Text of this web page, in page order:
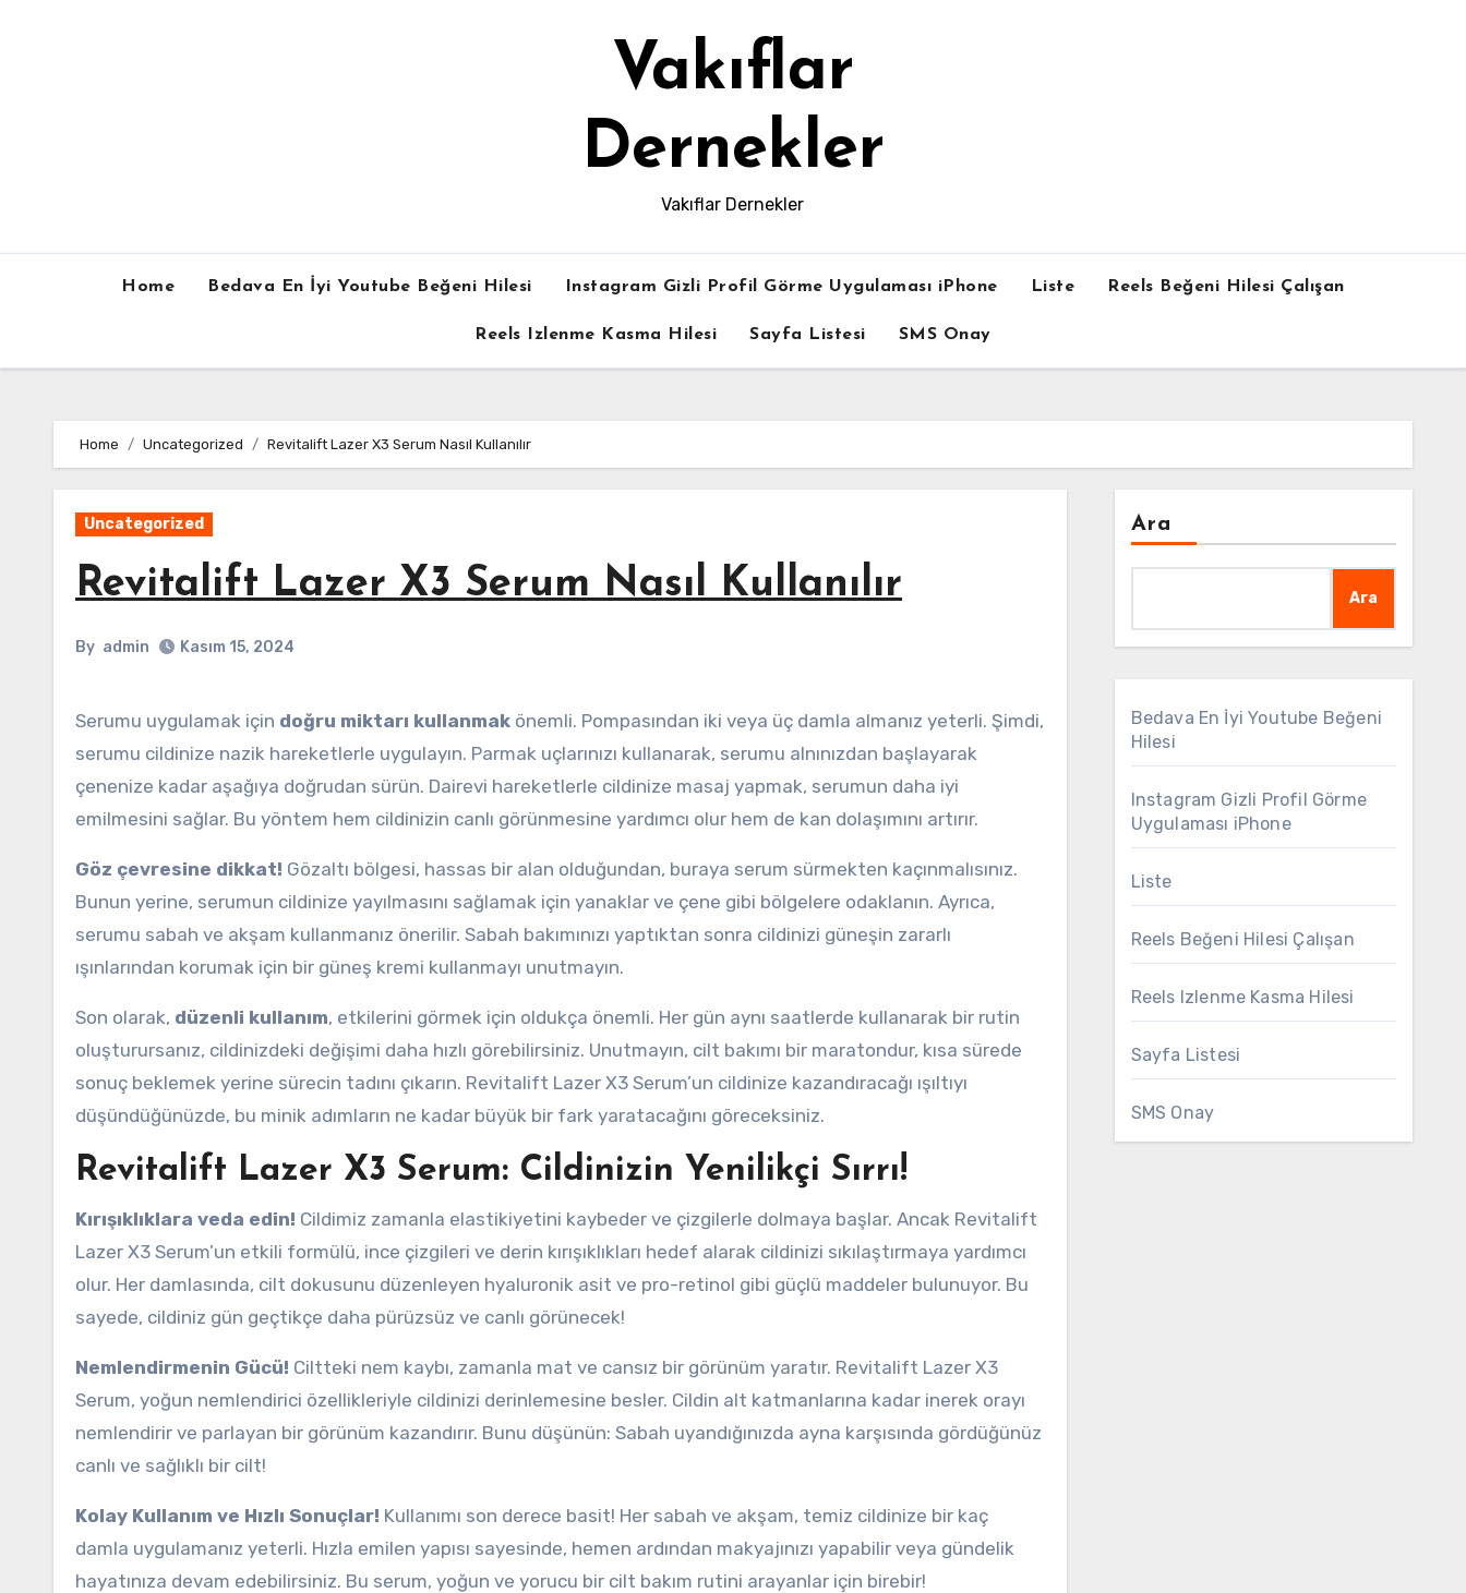
Vakıflar
Dernekler
Vakıflar Dernekler
Home Bedava En İyi Youtube Beğeni Hilesi Instagram Gizli Profil Görme Uygulaması iPhone Liste Reels Beğeni Hilesi Çalışan
Reels Izlenme Kasma Hilesi Sayfa Listesi SMS Onay
Home Uncategorized Revitalift Lazer X3 Serum Nasıl Kullanılır
Uncategorized
Revitalift Lazer X3 Serum Nasıl Kullanılır
By admin Kasım 15, 2024
Serumu uygulamak için doğru miktarı kullanmak önemli. Pompasından iki veya üç damla almanız yeterli. Şimdi,
serumu cildinize nazik hareketlerle uygulayın. Parmak uçlarınızı kullanarak, serumu alnınızdan başlayarak
çenenize kadar aşağıya doğrudan sürün. Dairevi hareketlerle cildinize masaj yapmak, serumun daha iyi
emilmesini sağlar. Bu yöntem hem cildinizin canlı görünmesine yardımcı olur hem de kan dolaşımını artırır.
Göz çevresine dikkat! Gözaltı bölgesi, hassas bir alan olduğundan, buraya serum sürmekten kaçınmalısınız.
Bunun yerine, serumun cildinize yayılmasını sağlamak için yanaklar ve çene gibi bölgelere odaklanın. Ayrıca,
serumu sabah ve akşam kullanmanız önerilir. Sabah bakımınızı yaptıktan sonra cildinizi güneşin zararlı
ışınlarından korumak için bir güneş kremi kullanmayı unutmayın.
Son olarak, düzenli kullanım, etkilerini görmek için oldukça önemli. Her gün aynı saatlerde kullanarak bir rutin
oluşturursanız, cildinizdeki değişimi daha hızlı görebilirsiniz. Unutmayın, cilt bakımı bir maratondur, kısa sürede
sonuç beklemek yerine sürecin tadını çıkarın. Revitalift Lazer X3 Serum’un cildinize kazandıracağı ışıltıyı
düşündüğünüzde, bu minik adımların ne kadar büyük bir fark yaratacağını göreceksiniz.
Revitalift Lazer X3 Serum: Cildinizin Yenilikçi Sırrı!
Kırışıklıklara veda edin! Cildimiz zamanla elastikiyetini kaybeder ve çizgilerle dolmaya başlar. Ancak Revitalift
Lazer X3 Serum’un etkili formülü, ince çizgileri ve derin kırışıklıkları hedef alarak cildinizi sıkılaştırmaya yardımcı
olur. Her damlasında, cilt dokusunu düzenleyen hyaluronik asit ve pro-retinol gibi güçlü maddeler bulunuyor. Bu
sayede, cildiniz gün geçtikçe daha pürüzsüz ve canlı görünecek!
Nemlendirmenin Gücü! Ciltteki nem kaybı, zamanla mat ve cansız bir görünüm yaratır. Revitalift Lazer X3
Serum, yoğun nemlendirici özellikleriyle cildinizi derinlemesine besler. Cildin alt katmanlarına kadar inerek orayı
nemlendirir ve parlayan bir görünüm kazandırır. Bunu düşünün: Sabah uyandığınızda ayna karşısında gördüğünüz
canlı ve sağlıklı bir cilt!
Kolay Kullanım ve Hızlı Sonuçlar! Kullanımı son derece basit! Her sabah ve akşam, temiz cildinize bir kaç
damla uygulamanız yeterli. Hızla emilen yapısı sayesinde, hemen ardından makyajınızı yapabilir veya gündelik
hayatınıza devam edebilirsiniz. Bu serum, yoğun ve yorucu bir cilt bakım rutini arayanlar için birebir!
Ara
Ara
Bedava En İyi Youtube Beğeni
Hilesi
Instagram Gizli Profil Görme
Uygulaması iPhone
Liste
Reels Beğeni Hilesi Çalışan
Reels Izlenme Kasma Hilesi
Sayfa Listesi
SMS Onay